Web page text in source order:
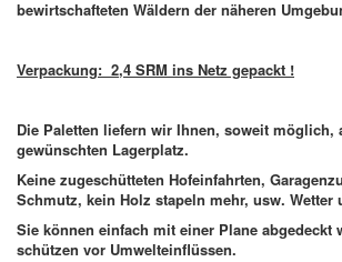
bewirtschafteten Wäldern der näheren
Verpackung: 2,4 SRM ins Netz gepackt !
Die Paletten liefern wir Ihnen, soweit möglich,
gewünschten Lagerplatz.
Keine zugeschütteten Hofeinfahrten,
Schmutz, kein Holz stapeln mehr, usw. Wetter
Sie können einfach mit einer Plane abgedeckt
schützen vor Umwelteinflüssen.